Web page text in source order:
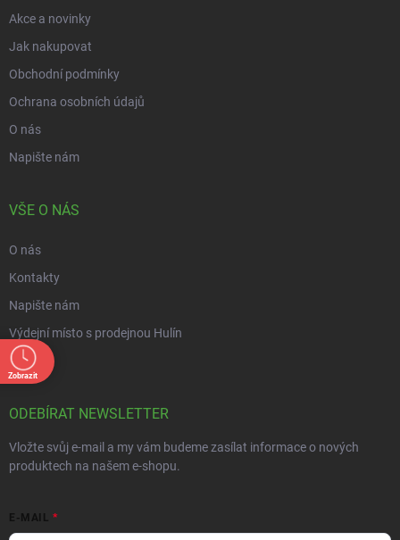
Akce a novinky
Jak nakupovat
Obchodní podmínky
Ochrana osobních údajů
O nás
Napište nám
VŠE O NÁS
O nás
Kontakty
Napište nám
Výdejní místo s prodejnou Hulín
Kariéra
ODEBÍRAT NEWSLETTER
Vložte svůj e-mail a my vám budeme zasílat informace o nových
produktech na našem e-shopu.
E-MAIL
Zobrazit